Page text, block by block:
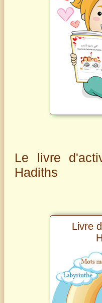
Le livre
Hadiths
Livre